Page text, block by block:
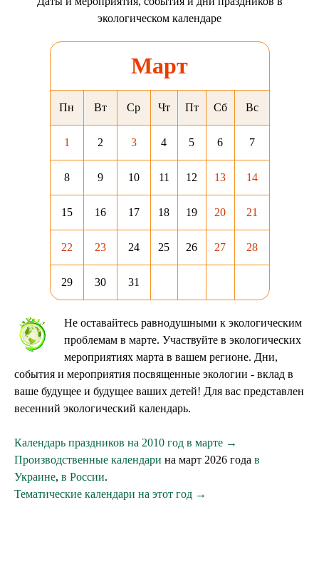
экологическом календаре
Март
Пн Вт Ср Чт Пт Сб Вс
1 2 3 4 5 6 7
8 9 10 11 12 13 14
15 16 17 18 19 20 21
22 23 24 25 26 27 28
29 30 31
Не оставайтесь равнодушными к экологическим
проблемам в марте. Участвуйте в экологических
мероприятиях марта в вашем регионе. Дни,
события и мероприятия посвященные экологии - вклад в
ваше будущее и будущее ваших детей! Для вас представлен
весенний экологический календарь.
Календарь праздников на 2010 год в марте →
Производственные календари на март 2026 года в
Украине, в России.
Тематические календари на этот год →